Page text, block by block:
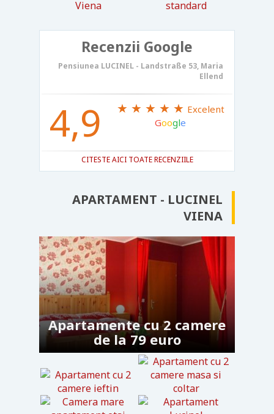
Recenzii Google
Pensiunea LUCINEL - Landstraße 53, Maria
Ellend
4,9 ★ ★ ★ ★ ★ Excelent
Google
CITESTE AICI TOATE RECENZIILE
APARTAMENT - LUCINEL
VIENA
Apartamente cu 2 camere
de la 79 euro